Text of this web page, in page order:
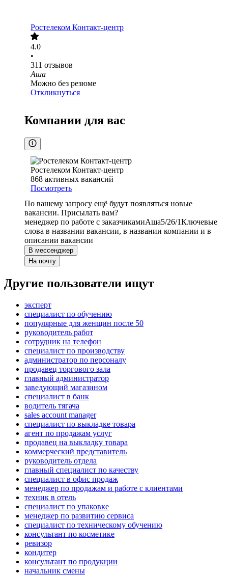
Ростелеком Контакт-центр
4.0
•
311 отзывов
Аша
Можно без резюме
Откликнуться
Компании для вас
Ростелеком Контакт-центр
868 активных вакансий
Посмотреть
По вашему запросу ещё будут появляться новые
вакансии. Присылать вам?
менеджер по работе с заказчикамиАша5/26/1Ключевые
слова в названии вакансии, в названии компании и в
описании вакансии
В мессенджер
На почту
Другие пользователи ищут
эксперт
специалист по обучению
популярные для женщин после 50
руководитель работ
сотрудник на телефон
специалист по производству
администратор по персоналу
продавец торгового зала
главный администратор
заведующий магазином
специалист в банк
водитель тягача
sales account manager
специалист по выкладке товара
агент по продажам услуг
продавец на выкладку товара
коммерческий представитель
руководитель отдела
главный специалист по качеству
специалист в офис продаж
менеджер по продажам и работе с клиентами
техник в отель
специалист по упаковке
менеджер по развитию сервиса
специалист по техническому обучению
консультант по косметике
ревизор
кондитер
консультант по продукции
начальник смены